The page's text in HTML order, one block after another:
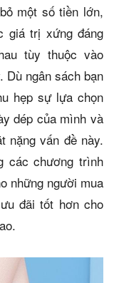
một số tiền lớn,
giá trị xứng đáng
tùy thuộc vào
Dù ngân sách bạn
hẹp sự lựa chọn
dép của mình và
nặng vấn đề này.
các chương trình
những người mua
đãi tốt hơn cho